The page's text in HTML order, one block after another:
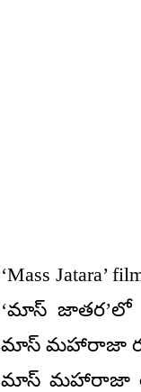
‘Mass Jatara’
‘మాస్ జాతర’లో
మాస్ మహారాజా
మాస్ మహారాజా